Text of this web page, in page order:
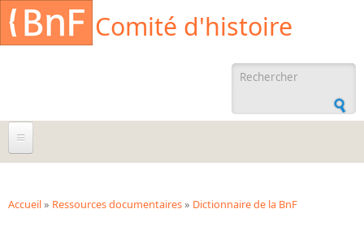
Aller au contenu principal
Comité d'histoire
recherche
À propos
Agenda
Accueil» Ressources documentaires» Dictionnaire de la BnF
Cookies management panel